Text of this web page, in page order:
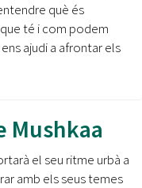
què és
té i com podem
ajudi a afrontar els
Mushkaa
el seu ritme urbà a
amb els seus temes